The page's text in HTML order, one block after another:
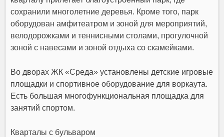
сохранили многолетние деревья. Кроме того, парк
оборудован амфитеатром и зоной для мероприятий,
велодорожками и теннисными столами, прогулочной
зоной с навесами и зоной отдыха со скамейками.
Во дворах ЖК «Среда» установлены детские игровые
площадки и спортивное оборудование для воркаута.
Есть большая многофункциональная площадка для
занятий спортом.
Кварталы с бульваром